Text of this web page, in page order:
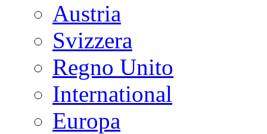
Austria
Svizzera
Regno Unito
International
Europa